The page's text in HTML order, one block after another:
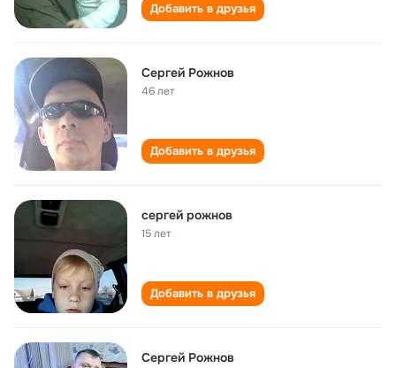
Добавить в друзья
Сергей Рожнов
46 лет
Добавить в друзья
сергей рожнов
15 лет
Добавить в друзья
Сергей Рожнов